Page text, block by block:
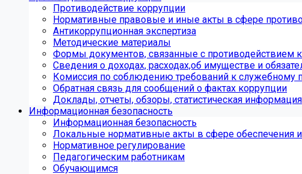
Противодействие коррупции
Нормативные правовые и иные акты в сфере
Антикоррупционная экспертиза
Методические материалы
Формы документов, связанные с противодействием
Сведения о доходах, расходах,об имуществе и
Комиссия по соблюдению требований к служебному
Обратная связь для сообщений о фактах коррупции
Доклады, отчеты, обзоры, статистическая информация
Информационная безопасность
Информационная безопасность
Локальные нормативные акты в сфере обеспечения
Нормативное регулирование
Педагогическим работникам
Обучающимся